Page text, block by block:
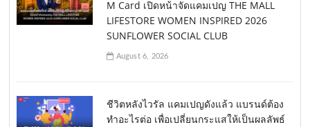
M Card เปิดหน้าจัดแคมเปญ THE MALL
LIFESTORE WOMEN INSPIRED 2026
SUNFLOWER SOCIAL CLUB
August 6, 2026
ชีวิตหลังไวรัล แคมเปญดังแล้ว แบรนด์ต้อง
ทำอะไรต่อ เพื่อเปลี่ยนกระแสให้เป็นผลลัพธ์